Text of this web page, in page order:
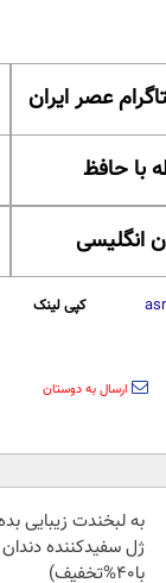
عصر ایران
با حافظ
انگلیسی
کپی لینک
ارسال به دوستان
به لبخندت زیبایی
ژل سفیدکننده دندان
با40%تخفیف)